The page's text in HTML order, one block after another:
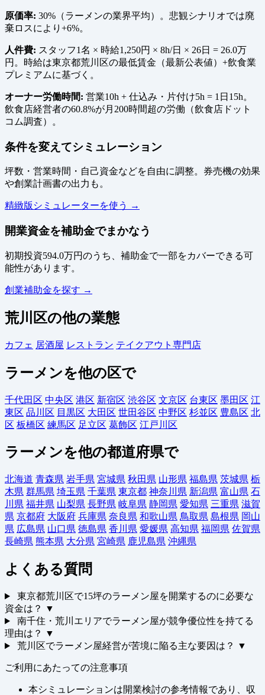
原価率: 30%（ラーメンの業界平均）。悲観シナリオでは廃
棄ロスにより+6%。
人件費: スタッフ1名 × 時給1,250円 × 8h/日 × 26日 = 26.0万
円。時給は東京都荒川区の最低賃金（最新公表値）+飲食業
プレミアムに基づく。
オーナー労働時間: 営業10h + 仕込み・片付け5h = 1日15h。
飲食店経営者の60.8%が月200時間超の労働（飲食店ドット
コム調査）。
条件を変えてシミュレーション
坪数・営業時間・自己資金などを自由に調整。券売機の効果
や創業計画書の出力も。
精緻版シミュレーターを使う →
開業資金を補助金でまかなう
初期投資594.0万円のうち、補助金で一部をカバーできる可
能性があります。
創業補助金を探す →
荒川区の他の業態
カフェ 居酒屋 レストラン テイクアウト専門店
ラーメンを他の区で
千代田区 中央区 港区 新宿区 渋谷区 文京区 台東区 墨田区 江
東区 品川区 目黒区 大田区 世田谷区 中野区 杉並区 豊島区 北
区 板橋区 練馬区 足立区 葛飾区 江戸川区
ラーメンを他の都道府県で
北海道 青森県 岩手県 宮城県 秋田県 山形県 福島県 茨城県 栃
木県 群馬県 埼玉県 千葉県 東京都 神奈川県 新潟県 富山県 石
川県 福井県 山梨県 長野県 岐阜県 静岡県 愛知県 三重県 滋賀
県 京都府 大阪府 兵庫県 奈良県 和歌山県 鳥取県 島根県 岡山
県 広島県 山口県 徳島県 香川県 愛媛県 高知県 福岡県 佐賀県
長崎県 熊本県 大分県 宮崎県 鹿児島県 沖縄県
よくある質問
東京都荒川区で15坪のラーメン屋を開業するのに必要な
資金は？
▼
南千住・荒川エリアでラーメン屋が競争優位性を持てる
理由は？
▼
荒川区でラーメン屋経営が苦境に陥る主な要因は？
▼
ご利用にあたっての注意事項
本シミュレーションは開業検討の参考情報であり、収